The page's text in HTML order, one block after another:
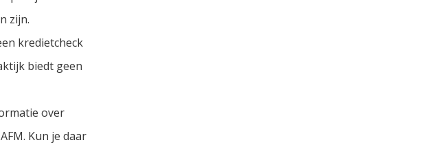
zijn.
kredietcheck
biedt geen
over
Kun je daar